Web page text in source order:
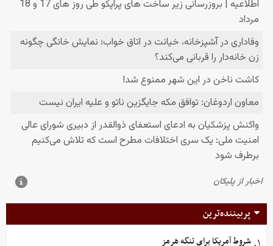
پربیننده‌ترین
شروط آمریکا برای تنگه هرمز